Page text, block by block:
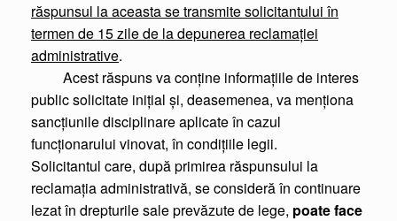
răspunsul la aceasta se transmite solicitantului în
termen de 15 zile de la depunerea reclamaţiei
administrative.
Acest răspuns va conţine informaţiile de interes
public solicitate iniţial şi, deasemenea, va menţiona
sancţiunile disciplinare aplicate în cazul
funcţionarului vinovat, în condiţiile legii.
Solicitantul care, după primirea răspunsului la
reclamaţia administrativă, se consideră în continuare
lezat în drepturile sale prevăzute de lege, poate face